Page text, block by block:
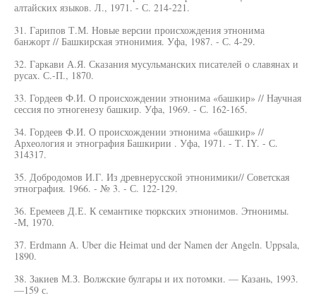
алтайских языков. Л., 1971. - С. 214-221.
31. Гарипов Т.М. Новые версии происхождения этнонима
банжорт // Башкирская этнонимия. Уфа, 1987. - С. 4-29.
32. Гаркави А.Я. Сказания мусульманских писателей о славянах и
русах. С.-П., 1870.
33. Гордеев Ф.И. О происхождении этнонима «башкир» // Научная
сессия по этногенезу башкир. Уфа, 1969. - С. 162-165.
34. Гордеев Ф.И. О происхождении этнонима «башкир» //
Археология и этнография Башкирии . Уфа, 1971. - Т. IY. - С.
314317.
35. Добродомов И.Г. Из древнерусской этнонимики// Советская
этнография. 1966. - № 3. - С. 122-129.
36. Еремеев Д.Е. К семантике тюркских этнонимов. Этнонимы.
-М, 1970.
37. Erdmann А. Uber die Heimat und der Namen der Angeln. Uppsala,
1890.
38. Закиев М.З. Волжские булгары и их потомки. — Казань, 1993.
—159 с.